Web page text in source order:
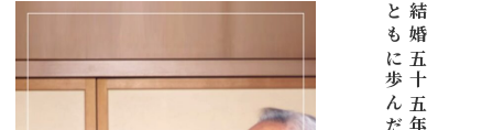
結婚五十五年、